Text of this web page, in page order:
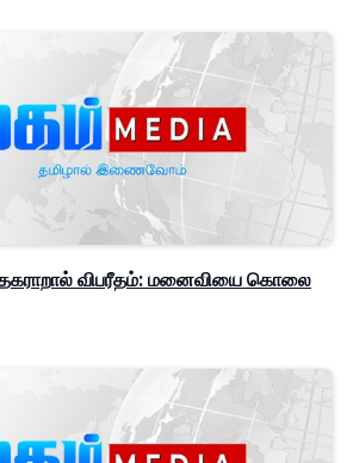
தகராறால் விபரீதம்: மனைவியை கொலை